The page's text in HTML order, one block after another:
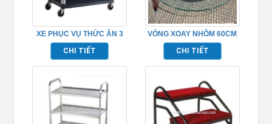
XE PHỤC VỤ THỨC ĂN 3
TẦNG TP_680111
CHI TIẾT
VÒNG XOAY NHÔM 60CM
CHI TIẾT